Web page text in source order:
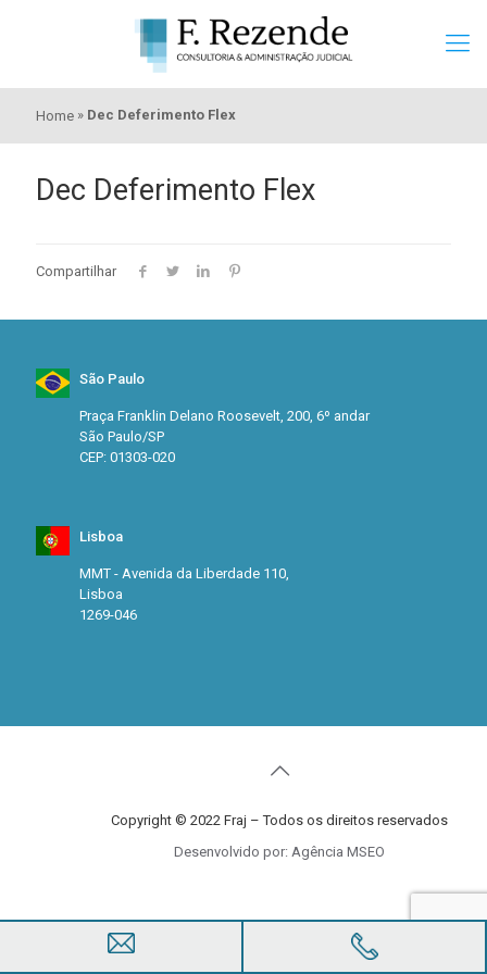
Home » Dec Deferimento Flex
Dec Deferimento Flex
Compartilhar
São Paulo
Praça Franklin Delano Roosevelt, 200, 6º andar
São Paulo/SP
CEP: 01303-020
Lisboa
MMT - Avenida da Liberdade 110,
Lisboa
1269-046
Copyright © 2022 Fraj – Todos os direitos reservados
Desenvolvido por: Agência MSEO